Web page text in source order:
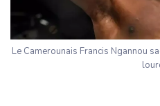
Le Camerounais Francis Ngannou